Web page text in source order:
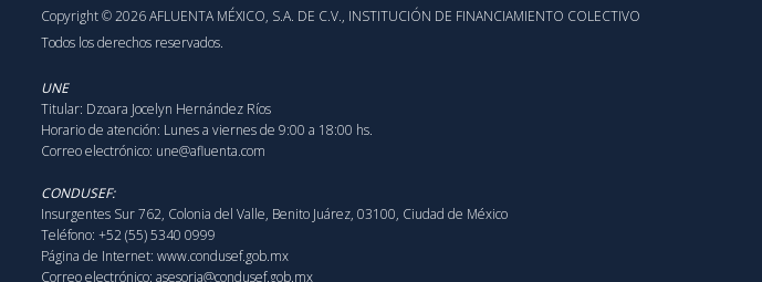
Copyright © 2026 AFLUENTA MÉXICO, S.A. DE C.V., INSTITUCIÓN DE FINANCIAMIENTO COLECTIVO
Todos los derechos reservados.
UNE
Titular: Dzoara Jocelyn Hernández Ríos
Horario de atención: Lunes a viernes de 9:00 a 18:00 hs.
Correo electrónico: une@afluenta.com
CONDUSEF:
Insurgentes Sur 762, Colonia del Valle, Benito Juárez, 03100, Ciudad de México
Teléfono: +52 (55) 5340 0999
Página de Internet: www.condusef.gob.mx
Correo electrónico: asesoria@condusef.gob.mx